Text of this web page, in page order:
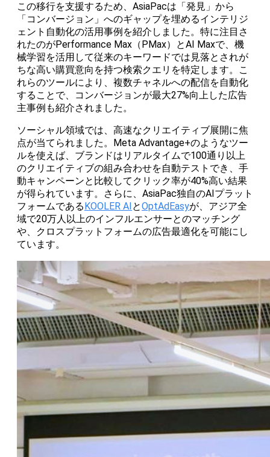
この移行を支援するため、AsiaPacは「発見」から
「コンバージョン」へのギャップを埋めるインテリジ
ェント自動化の活用事例を紹介しました。特に注目さ
れたのがPerformance Max（PMax）とAI Maxで、機
械学習を活用して従来のキーワードでは見落とされが
ちな高い購買意向を持つ検索クエリを特定します。こ
れらのツールにより、複数チャネルへの配信を自動化
することで、コンバージョンが最大27%向上した広告
主事例も紹介されました。
ソーシャル領域では、高速なクリエイティブ展開に焦
点が当てられました。Meta Advantage+のようなツー
ルを使えば、ブランドはリアルタイムで100通り以上
のクリエイティブの組み合わせを自動テストでき、手
動キャンペーンと比較してクリック率が40%高い結果
が得られています。さらに、AsiaPac独自のAIプラット
フォームである KOOLER AI とOptAdEasyが、アジア全
域で20万人以上のインフルエンサーとのマッチング
や、クロスプラットフォームの広告最適化を可能にし
ています。